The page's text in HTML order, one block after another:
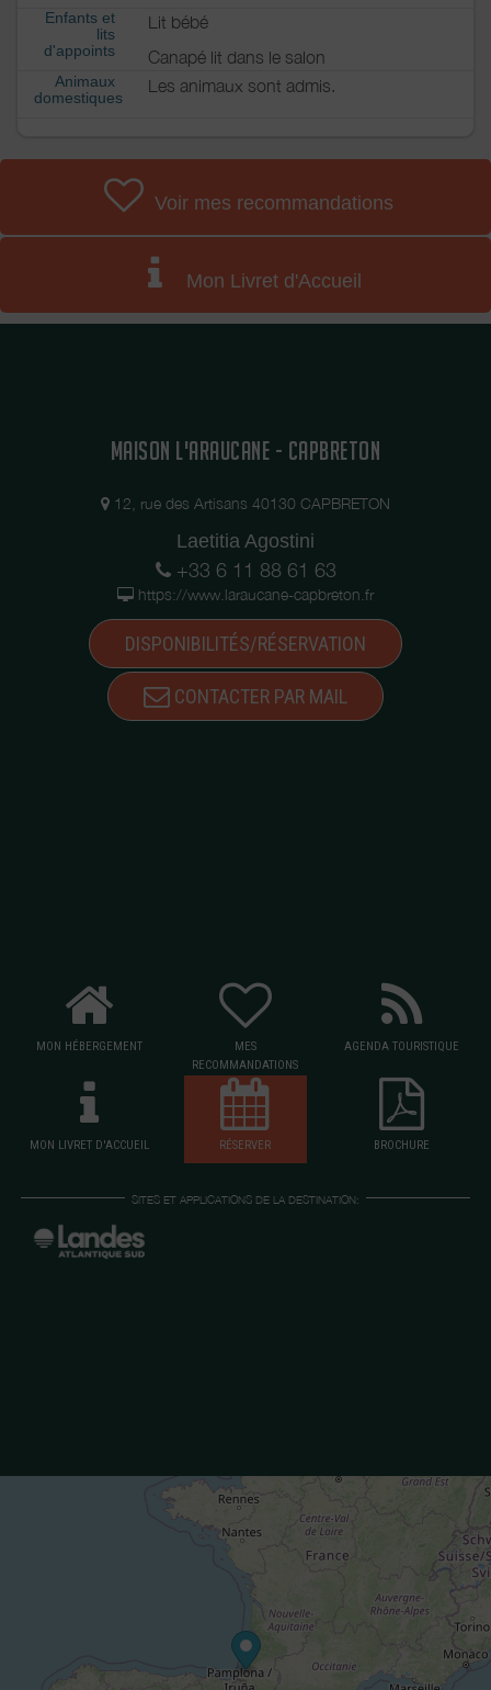
Enfants et
lits
d'appoints
Lit bébé
Canapé lit dans le salon
Animaux
domestiques
Les animaux sont admis.
Voir mes recommandations
Mon Livret d'Accueil
MAISON L'ARAUCANE - CAPBRETON
12, rue des Artisans 40130 CAPBRETON
Laetitia Agostini
+33 6 11 88 61 63
https://www.laraucane-capbreton.fr
DISPONIBILITÉS/RÉSERVATION
CONTACTER PAR MAIL
MON HÉBERGEMENT
MES
RECOMMANDATIONS
AGENDA TOURISTIQUE
MON LIVRET D'ACCUEIL RÉSERVER BROCHURE
SITES ET APPLICATIONS DE LA DESTINATION: